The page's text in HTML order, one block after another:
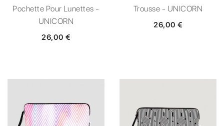
Pochette Pour Lunettes -
UNICORN
26,00 €
Trousse - UNICORN
26,00 €